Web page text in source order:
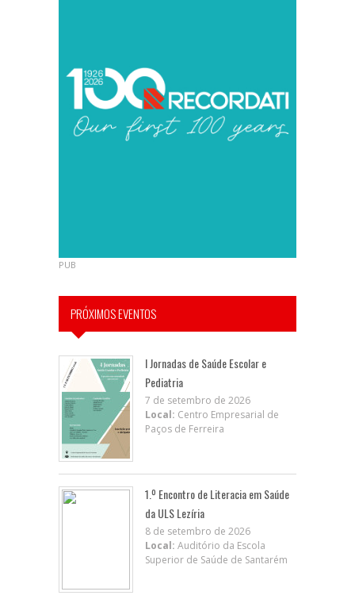
PUB
PRÓXIMOS EVENTOS
I Jornadas de Saúde Escolar e
Pediatria
7 de setembro de 2026
Local: Centro Empresarial de
Paços de Ferreira
1.º Encontro de Literacia em Saúde
da ULS Lezíria
8 de setembro de 2026
Local: Auditório da Escola
Superior de Saúde de Santarém